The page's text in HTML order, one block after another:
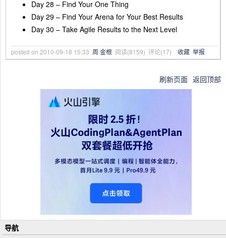
Day 28 – Find Your One Thing
Day 29 – Find Your Arena for Your Best Results
Day 30 – Take Agile Results to the Next Level
posted on 2010-09-18 15:33 周 金根 阅读(8159) 评论(17) 收藏 举报
刷新页面 返回顶部
导航